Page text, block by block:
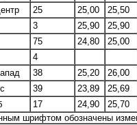
25 25,00 25,50
3 25,90 25,90
75 24,80 25,00
4
38 25,20 26,00
39 23,89 25,69
17 24,90 25,70
шрифтом обозначены